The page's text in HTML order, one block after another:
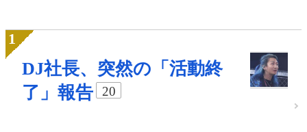
DJ社長、突然の「活動終
了」報告
20